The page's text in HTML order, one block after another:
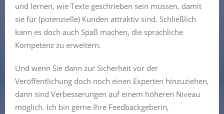
und lernen, wie Texte geschrieben sein müssen, damit
sie für (potenzielle) Kunden attraktiv sind. Schließlich
kann es doch auch Spaß machen, die sprachliche
Kompetenz zu erweitern.
Und wenn Sie dann zur Sicherheit vor der
Veröffentlichung doch noch einen Experten hinzuziehen,
dann sind Verbesserungen auf einem höheren Niveau
möglich. Ich bin gerne Ihre Feedbackgeberin,